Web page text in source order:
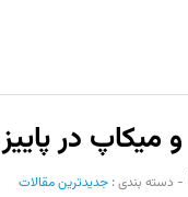
در پاییز ۲۰۲۱
- دسته بندی : جدیدترین مقالات